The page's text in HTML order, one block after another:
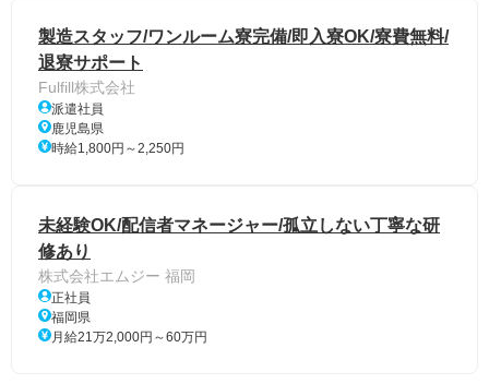
製造スタッフ/ワンルーム寮完備/即入寮OK/寮費無料/
退寮サポート
Fulfill株式会社
派遣社員
鹿児島県
時給1,800円～2,250円
未経験OK/配信者マネージャー/孤立しない丁寧な研
修あり
株式会社エムジー 福岡
正社員
福岡県
月給21万2,000円～60万円